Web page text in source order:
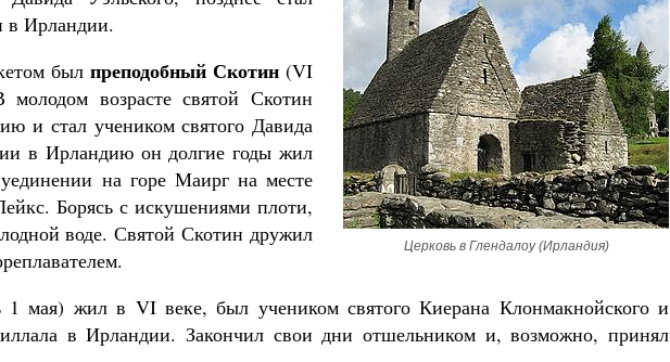
Церковь в Глендалоу (Ирландия)
в Ирландии.
был преподобный Скотин (VI
возрасте святой Скотин
и стал учеником святого Давида
в Ирландию он долгие годы жил
на горе Маирг на месте
Борясь с искушениями плоти,
воде. Святой Скотин дружил
1 мая) жил в VI веке, был учеником святого Киерана Клонмакнойского и
в Ирландии. Закончил свои дни отшельником и, возможно, принял